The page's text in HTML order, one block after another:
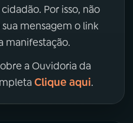
Por isso, não
mensagem o link
manifestação.
a Ouvidoria da
Clique aqui.